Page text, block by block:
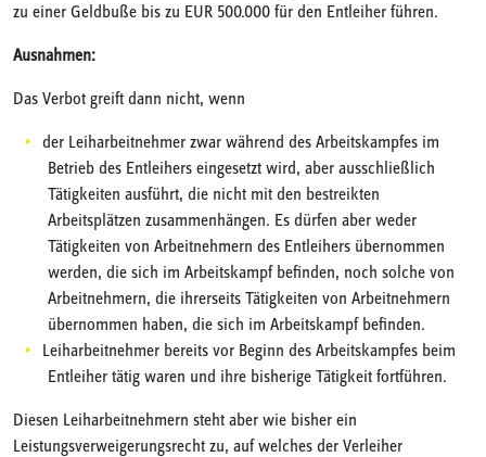
zu einer Geldbuße bis zu EUR 500.000 für den Entleiher führen.
Ausnahmen:
Das Verbot greift dann nicht, wenn
der Leiharbeitnehmer zwar während des Arbeitskampfes im
Betrieb des Entleihers eingesetzt wird, aber ausschließlich
Tätigkeiten ausführt, die nicht mit den bestreikten
Arbeitsplätzen zusammenhängen. Es dürfen aber weder
Tätigkeiten von Arbeitnehmern des Entleihers übernommen
werden, die sich im Arbeitskampf befinden, noch solche von
Arbeitnehmern, die ihrerseits Tätigkeiten von Arbeitnehmern
übernommen haben, die sich im Arbeitskampf befinden.
Leiharbeitnehmer bereits vor Beginn des Arbeitskampfes beim
Entleiher tätig waren und ihre bisherige Tätigkeit fortführen.
Diesen Leiharbeitnehmern steht aber wie bisher ein
Leistungsverweigerungsrecht zu, auf welches der Verleiher